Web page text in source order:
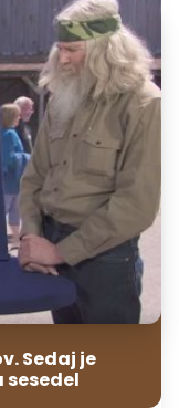
Sedaj je
sesedel